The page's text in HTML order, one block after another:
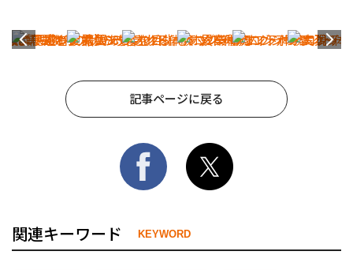
記事ページに戻る
関連キーワード KEYWORD